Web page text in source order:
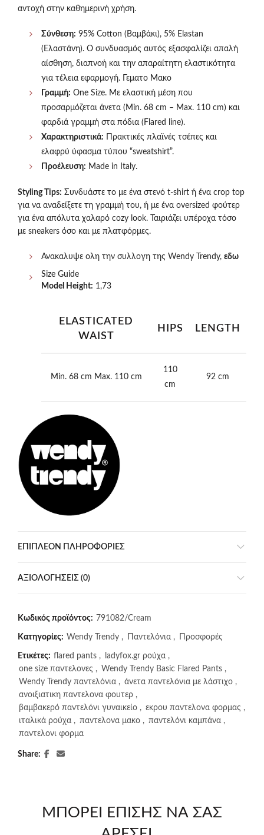
αντοχή στην καθημερινή χρήση.
Σύνθεση: 95% Cotton (Βαμβάκι), 5% Elastan
(Ελαστάνη). Ο συνδυασμός αυτός εξασφαλίζει απαλή
αίσθηση, διαπνοή και την απαραίτητη ελαστικότητα
για τέλεια εφαρμογή. Γεματο Μακο
Γραμμή: One Size. Με ελαστική μέση που
προσαρμόζεται άνετα (Min. 68 cm – Max. 110 cm) και
φαρδιά γραμμή στα πόδια (Flared line).
Χαρακτηριστικά: Πρακτικές πλαϊνές τσέπες και
ελαφρύ ύφασμα τύπου “sweatshirt”.
Προέλευση: Made in Italy.
Styling Tips: Συνδυάστε το με ένα στενό t-shirt ή ένα crop top
για να αναδείξετε τη γραμμή του, ή με ένα oversized φούτερ
για ένα απόλυτα χαλαρό cozy look. Ταιριάζει υπέροχα τόσο
με sneakers όσο και με πλατφόρμες.
Ανακαλυψε ολη την συλλογη της Wendy Trendy, εδω
Size Guide
Model Height: 1,73
ELASTICATED
WAIST
HIPS LENGTH
Min. 68 cm Max. 110 cm
110
cm
92 cm
ΕΠΙΠΛΈΟΝ ΠΛΗΡΟΦΟΡΊΕΣ
ΑΞΙΟΛΟΓΉΣΕΙΣ (0)
Κωδικός προϊόντος: 791082/Cream
Κατηγορίες: Wendy Trendy , Παντελόνια , Προσφορές
Ετικέτες: flared pants , ladyfox.gr ρούχα ,
one size παντελονες , Wendy Trendy Basic Flared Pants ,
Wendy Trendy παντελόνια , άνετα παντελόνια με λάστιχο ,
ανοιξιατικη παντελονα φουτερ ,
βαμβακερό παντελόνι γυναικείο , εκρου παντελονα φορμας ,
ιταλικά ρούχα , παντελονα μακο , παντελόνι καμπάνα ,
παντελονι φορμα
Share
ΜΠΟΡΕΊ ΕΠΊΣΗΣ ΝΑ ΣΑΣ